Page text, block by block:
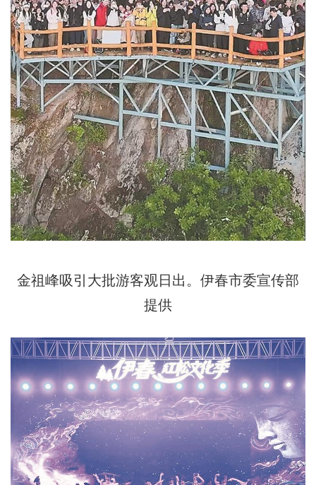
金祖峰吸引大批游客观日出。伊春市委宣传部
提供